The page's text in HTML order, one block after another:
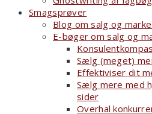
Smagsprøver
Blog om salg og
E-bøger om salg og
Sælg (meget)
Effektiviser dit
Sælg mere med
sider
Overhal